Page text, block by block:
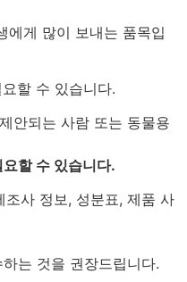
에게 많이 보내는 품목입
할 수 있습니다.
안되는 사람 또는 동물용
할 수 있습니다.
사 정보, 성분표, 제품 사
는 것을 권장드립니다.